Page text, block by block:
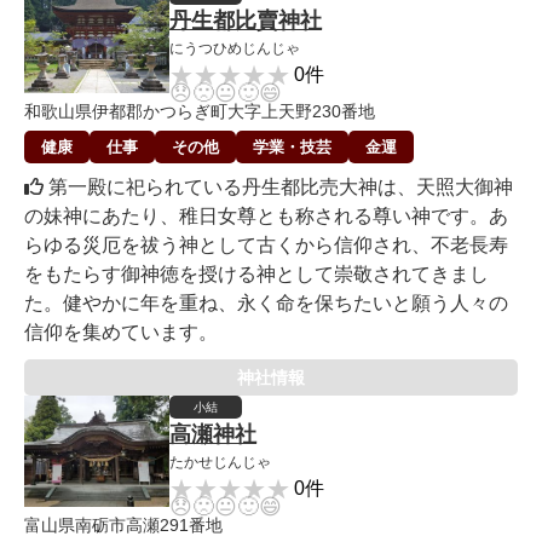
丹生都比賣神社
にうつひめじんじゃ
★★★★★
★★★★★ 0件
😞🙁😐🙂😄
和歌山県伊都郡かつらぎ町大字上天野230番地
健康 仕事 その他 学業・技芸 金運
第一殿に祀られている丹生都比売大神は、天照大御神
の妹神にあたり、稚日女尊とも称される尊い神です。あ
らゆる災厄を祓う神として古くから信仰され、不老長寿
をもたらす御神徳を授ける神として崇敬されてきまし
た。健やかに年を重ね、永く命を保ちたいと願う人々の
信仰を集めています。
神社情報
小結
高瀬神社
たかせじんじゃ
★★★★★
★★★★★ 0件
😞🙁😐🙂😄
富山県南砺市高瀬291番地